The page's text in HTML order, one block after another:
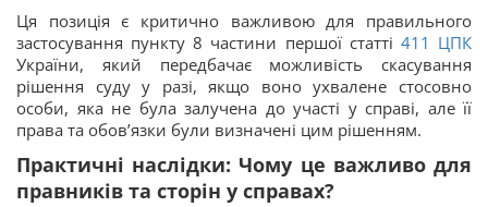
Ця позиція є критично важливою для правильного
застосування пункту 8 частини першої статті 411 ЦПК
України, який передбачає можливість скасування
рішення суду у разі, якщо воно ухвалене стосовно
особи, яка не була залучена до участі у справі, але її
права та обов’язки були визначені цим рішенням.
Практичні наслідки: Чому це важливо для
правників та сторін у справах?